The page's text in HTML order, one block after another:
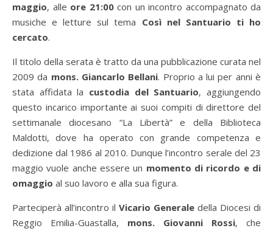
maggio, alle ore 21:00con un incontro accompagnato da
musiche e letture sul tema Così nel Santuario ti ho
cercato.
Il titolo della serata è tratto da una pubblicazione curata nel
2009 da mons. Giancarlo Bellani. Proprio a lui per anni è
stata affidata la custodia del Santuario, aggiungendo
questo incarico importante ai suoi compiti di direttore del
settimanale diocesano “La Libertà” e della Biblioteca
Maldotti, dove ha operato con grande competenza e
dedizione dal 1986 al 2010. Dunque l’incontro serale del 23
maggio vuole anche essere un momento di ricordo e di
omaggio al suo lavoro e alla sua figura.
Parteciperà all’incontro il Vicario Generale della Diocesi di
Reggio Emilia-Guastalla, mons. Giovanni Rossi, che